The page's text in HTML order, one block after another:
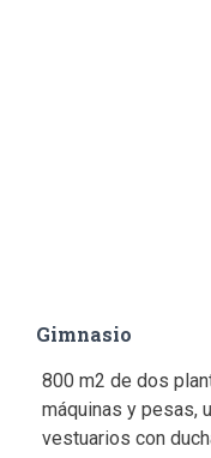
Gimnasio
800 m2 de dos
máquinas y pesas,
vestuarios con